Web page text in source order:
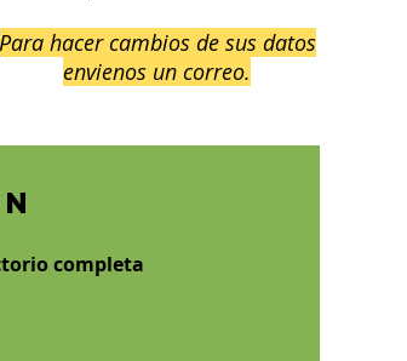
Para hacer cambios de sus datos
envienos un correo.
completa